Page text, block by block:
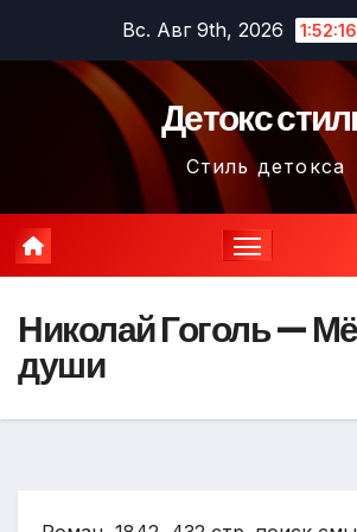
содержимому
Вс. Авг 9th, 2026
Детокс
Стиль детокса
Николай Гоголь —
души